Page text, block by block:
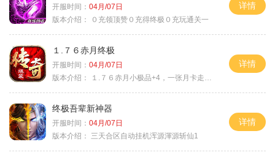
开服时间： 04月/07日
版本介绍：
０充领顶赞０充得终极０充玩通关一
详情
１.７６赤月终极
开服时间： 04月/07日
版本介绍：
１.７６赤月小极品+4，一张月卡走天涯a
详情
终极吾辈新神器
开服时间： 04月/07日
版本介绍：
三天合区自动挂机浑源渾源斩仙1
详情